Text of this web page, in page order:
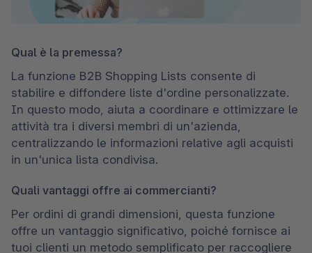
Qual è la premessa?
La funzione B2B Shopping Lists consente di
stabilire e diffondere liste d'ordine personalizzate.
In questo modo, aiuta a coordinare e ottimizzare le
attività tra i diversi membri di un'azienda,
centralizzando le informazioni relative agli acquisti
in un'unica lista condivisa.
Quali vantaggi offre ai commercianti?
Per ordini di grandi dimensioni, questa funzione
offre un vantaggio significativo, poiché fornisce ai
tuoi clienti un metodo semplificato per raccogliere